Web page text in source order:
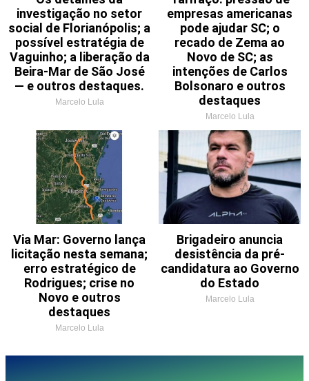
investigação no setor
social de Florianópolis; a
possível estratégia de
Vaguinho; a liberação da
Beira-Mar de São José
— e outros destaques.
Marcelo Lula
empresas americanas
pode ajudar SC; o
recado de Zema ao
Novo de SC; as
intenções de Carlos
Bolsonaro e outros
destaques
Marcelo Lula
Via Mar: Governo lança
licitação nesta semana;
erro estratégico de
Rodrigues; crise no
Novo e outros
destaques
Marcelo Lula
Brigadeiro anuncia
desistência da pré-
candidatura ao Governo
do Estado
Marcelo Lula